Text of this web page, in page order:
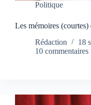
Politique
Les mémoires
Rédaction
18
10 commentaires